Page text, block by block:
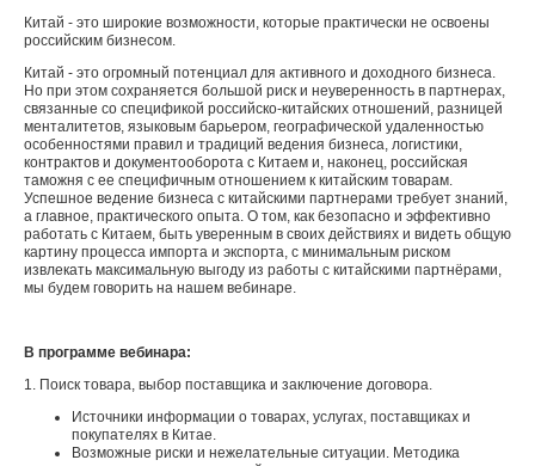
Китай - это широкие возможности, которые практически не освоены
российским бизнесом.
Китай - это огромный потенциал для активного и доходного бизнеса.
Но при этом сохраняется большой риск и неуверенность в партнерах,
связанные со спецификой российско-китайских отношений, разницей
менталитетов, языковым барьером, географической удаленностью
особенностями правил и традиций ведения бизнеса, логистики,
контрактов и документооборота с Китаем и, наконец, российская
таможня с ее специфичным отношением к китайским товарам.
Успешное ведение бизнеса с китайскими партнерами требует знаний,
а главное, практического опыта. О том, как безопасно и эффективно
работать с Китаем, быть уверенным в своих действиях и видеть общую
картину процесса импорта и экспорта, с минимальным риском
извлекать максимальную выгоду из работы с китайскими партнёрами,
мы будем говорить на нашем вебинаре.
В программе вебинара:
1. Поиск товара, выбор поставщика и заключение договора.
Источники информации о товарах, услугах, поставщиках и
покупателях в Китае.
Возможные риски и нежелательные ситуации. Методика